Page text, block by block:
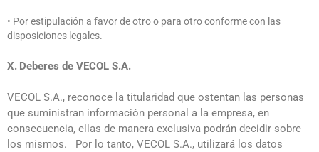
• Por estipulación a favor de otro o para otro conforme con las
disposiciones legales.
X. Deberes de VECOL S.A.
VECOL S.A., reconoce la titularidad que ostentan las personas
que suministran información personal a la empresa, en
consecuencia, ellas de manera exclusiva podrán decidir sobre
los mismos. Por lo tanto, VECOL S.A., utilizará los datos